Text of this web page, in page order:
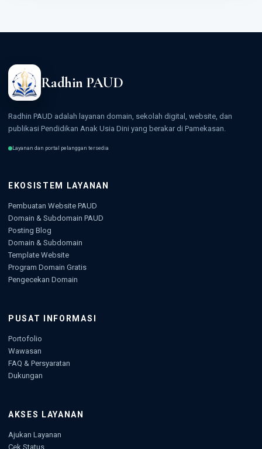
Radhin PAUD
Radhin PAUD adalah layanan domain, sekolah digital, website, dan
publikasi Pendidikan Anak Usia Dini yang berakar di Pamekasan.
Layanan dan portal pelanggan tersedia
EKOSISTEM LAYANAN
Pembuatan Website PAUD
Domain & Subdomain PAUD
Posting Blog
Domain & Subdomain
Template Website
Program Domain Gratis
Pengecekan Domain
PUSAT INFORMASI
Portofolio
Wawasan
FAQ & Persyaratan
Dukungan
AKSES LAYANAN
Ajukan Layanan
Cek Status